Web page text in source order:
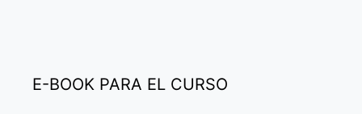
E-BOOK PARA EL CURSO